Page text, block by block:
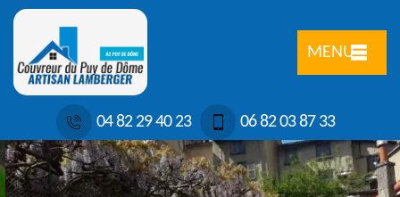
MENU
04 82 29 40 23 06 82 03 87 33